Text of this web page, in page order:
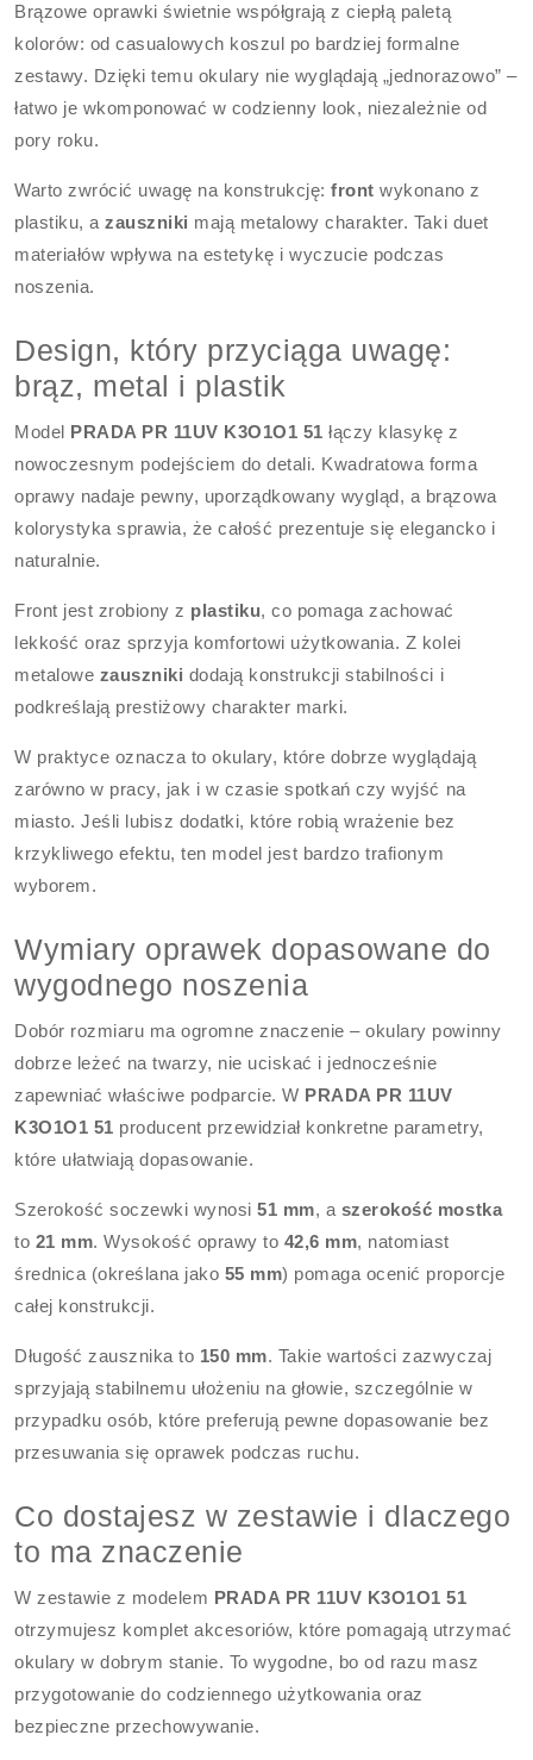
Brązowe oprawki świetnie współgrają z ciepłą paletą
kolorów: od casualowych koszul po bardziej formalne
zestawy. Dzięki temu okulary nie wyglądają „jednorazowo” –
łatwo je wkomponować w codzienny look, niezależnie od
pory roku.
Warto zwrócić uwagę na konstrukcję:front wykonano z
plastiku, azauszniki mają metalowy charakter. Taki duet
materiałów wpływa na estetykę i wyczucie podczas
noszenia.
Design, który przyciąga uwagę:
brąz, metal i plastik
Model PRADA PR 11UV K3O1O1 51 łączy klasykę z
nowoczesnym podejściem do detali. Kwadratowa forma
oprawy nadaje pewny, uporządkowany wygląd, a brązowa
kolorystyka sprawia, że całość prezentuje się elegancko i
naturalnie.
Front jest zrobiony z plastiku, co pomaga zachować
lekkość oraz sprzyja komfortowi użytkowania. Z kolei
metalowe zauszniki dodają konstrukcji stabilności i
podkreślają prestiżowy charakter marki.
W praktyce oznacza to okulary, które dobrze wyglądają
zarówno w pracy, jak i w czasie spotkań czy wyjść na
miasto. Jeśli lubisz dodatki, które robią wrażenie bez
krzykliwego efektu, ten model jest bardzo trafionym
wyborem.
Wymiary oprawek dopasowane do
wygodnego noszenia
Dobór rozmiaru ma ogromne znaczenie – okulary powinny
dobrze leżeć na twarzy, nie uciskać i jednocześnie
zapewniać właściwe podparcie. W PRADA PR 11UV
K3O1O1 51 producent przewidział konkretne parametry,
które ułatwiają dopasowanie.
Szerokość soczewki wynosi51 mm, a szerokość mostka
to 21 mm. Wysokość oprawy to 42,6 mm, natomiast
średnica (określana jako 55 mm) pomaga ocenić proporcje
całej konstrukcji.
Długość zausznika to 150 mm. Takie wartości zazwyczaj
sprzyjają stabilnemu ułożeniu na głowie, szczególnie w
przypadku osób, które preferują pewne dopasowanie bez
przesuwania się oprawek podczas ruchu.
Co dostajesz w zestawie i dlaczego
to ma znaczenie
W zestawie z modelem PRADA PR 11UV K3O1O1 51
otrzymujesz komplet akcesoriów, które pomagają utrzymać
okulary w dobrym stanie. To wygodne, bo od razu masz
przygotowanie do codziennego użytkowania oraz
bezpieczne przechowywanie.